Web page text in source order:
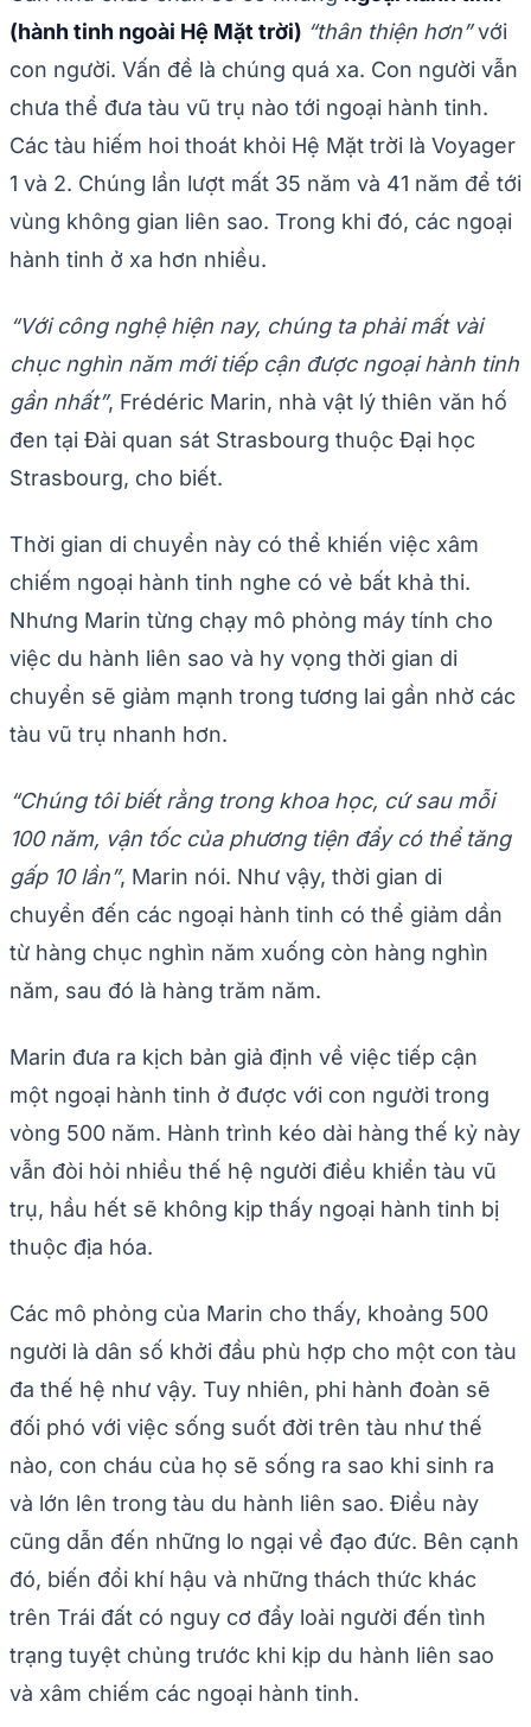
(hành tinh ngoài Hệ Mặt trời) “thân thiện hơn”với
con người. Vấn đề là chúng quá xa. Con người vẫn
chưa thể đưa tàu vũ trụ nào tới ngoại hành tinh.
Các tàu hiếm hoi thoát khỏi Hệ Mặt trời là Voyager
1 và 2. Chúng lần lượt mất 35 năm và 41 năm để tới
vùng không gian liên sao. Trong khi đó, các ngoại
hành tinh ở xa hơn nhiều.
“Với công nghệ hiện nay, chúng ta phải mất vài
chục nghìn năm mới tiếp cận được ngoại hành tinh
gần nhất”, Frédéric Marin, nhà vật lý thiên văn hố
đen tại Đài quan sát Strasbourg thuộc Đại học
Strasbourg, cho biết.
Thời gian di chuyển này có thể khiến việc xâm
chiếm ngoại hành tinh nghe có vẻ bất khả thi.
Nhưng Marin từng chạy mô phỏng máy tính cho
việc du hành liên sao và hy vọng thời gian di
chuyển sẽ giảm mạnh trong tương lai gần nhờ các
tàu vũ trụ nhanh hơn.
“Chúng tôi biết rằng trong khoa học, cứ sau mỗi
100 năm, vận tốc của phương tiện đẩy có thể tăng
gấp 10 lần”, Marin nói. Như vậy, thời gian di
chuyển đến các ngoại hành tinh có thể giảm dần
từ hàng chục nghìn năm xuống còn hàng nghìn
năm, sau đó là hàng trăm năm.
Marin đưa ra kịch bản giả định về việc tiếp cận
một ngoại hành tinh ở được với con người trong
vòng 500 năm. Hành trình kéo dài hàng thế kỷ này
vẫn đòi hỏi nhiều thế hệ người điều khiển tàu vũ
trụ, hầu hết sẽ không kịp thấy ngoại hành tinh bị
thuộc địa hóa.
Các mô phỏng của Marin cho thấy, khoảng 500
người là dân số khởi đầu phù hợp cho một con tàu
đa thế hệ như vậy. Tuy nhiên, phi hành đoàn sẽ
đối phó với việc sống suốt đời trên tàu như thế
nào, con cháu của họ sẽ sống ra sao khi sinh ra
và lớn lên trong tàu du hành liên sao. Điều này
cũng dẫn đến những lo ngại về đạo đức. Bên cạnh
đó, biến đổi khí hậu và những thách thức khác
trên Trái đất có nguy cơ đẩy loài người đến tình
trạng tuyệt chủng trước khi kịp du hành liên sao
và xâm chiếm các ngoại hành tinh.